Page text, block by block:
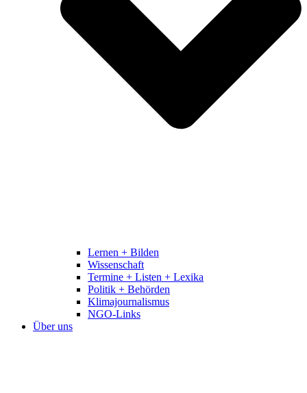
Lernen + Bilden
Wissenschaft
Termine + Listen + Lexika
Politik + Behörden
Klimajournalismus
NGO-Links
Über uns